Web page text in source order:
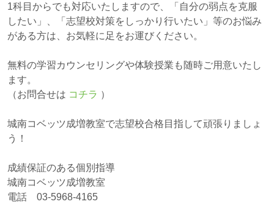
1科目からでも対応いたしますので、「自分の弱点を克服
したい」、「志望校対策をしっかり行いたい」等のお悩み
がある方は、お気軽に足をお運びください。
無料の学習カウンセリングや体験授業も随時ご用意いたし
ます。
（お問合せは コチラ ）
城南コベッツ成増教室で志望校合格目指して頑張りましょ
う！
成績保証のある個別指導
城南コベッツ成増教室
電話 03-5968-4165